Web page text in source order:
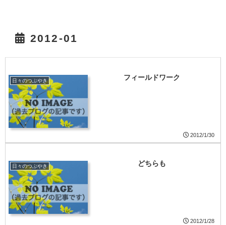
2012-01
日々のつぶやき フィールドワーク
2012/1/30
日々のつぶやき どちらも
2012/1/28